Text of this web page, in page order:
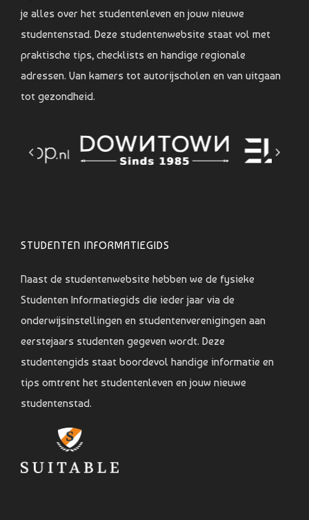
je alles over het studentenleven en jouw nieuwe
studentenstad. Deze studentenwebsite staat vol met
praktische tips, checklists en handige regionale
adressen. Van kamers tot autorijscholen en van uitgaan
tot gezondheid.
STUDENTEN INFORMATIEGIDS
Naast de studentenwebsite hebben we de fysieke
Studenten Informatiegids die ieder jaar via de
onderwijsinstellingen en studentenverenigingen aan
eerstejaars studenten gegeven wordt. Deze
studentengids staat boordevol handige informatie en
tips omtrent het studentenleven en jouw nieuwe
studentenstad.